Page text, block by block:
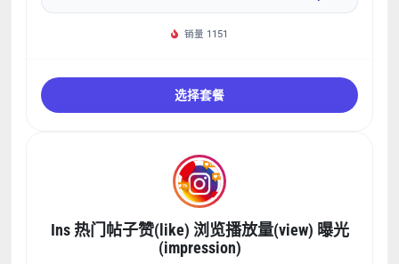
销量 1151
选择套餐
Ins 热门帖子赞(like) 浏览播放量(view) 曝光
(impression)